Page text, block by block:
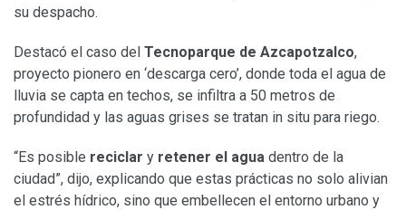
su despacho.
Destacó el caso del Tecnoparque de Azcapotzalco,
proyecto pionero en ‘descarga cero’, donde toda el agua de
lluvia se capta en techos, se infiltra a 50 metros de
profundidad y las aguas grises se tratan in situ para riego.
“Es posible reciclar y retener el agua dentro de la
ciudad”, dijo, explicando que estas prácticas no solo alivian
el estrés hídrico, sino que embellecen el entorno urbano y